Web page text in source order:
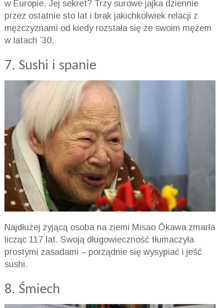
w Europie. Jej sekret? Trzy surowe jajka dziennie
przez ostatnie sto lat i brak jakichkolwiek relacji z
mężczyznami od kiedy rozstała się ze swoim mężem
w latach ’30.
7. Sushi i spanie
Najdłużej żyjącą osoba na ziemi Misao Ōkawa zmarła
licząc 117 lat. Swoją długowieczność tłumaczyła
prostymi zasadami – porządnie się wysypiać i jeść
sushi.
8. Śmiech